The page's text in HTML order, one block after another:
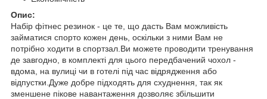
Опис:
Набір фітнес резинок - це те, що дасть Вам можливість
займатися спорто кожен день, оскільки з ними Вам не
потрібно ходити в спортзал.Ви можете проводити тренування
де завгодно, в комплекті для цього передбачений чохол -
вдома, на вулиці чи в готелі під час відрядження або
відпустки.Дуже добре підходять для схуднення, так як
зменшене пікове навантаження дозволяє збільшити